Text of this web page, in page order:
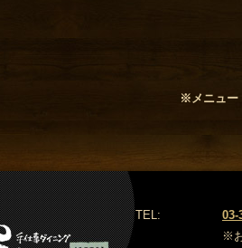
※メニュー
TEL:
03-
※